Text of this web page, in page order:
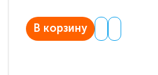
В корзину